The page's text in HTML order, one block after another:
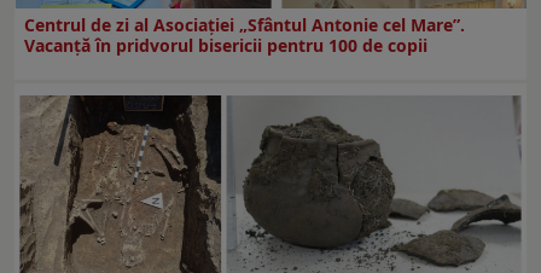
Centrul de zi al Asociației „Sfântul Antonie cel Mare”.
Vacanță în pridvorul bisericii pentru 100 de copii